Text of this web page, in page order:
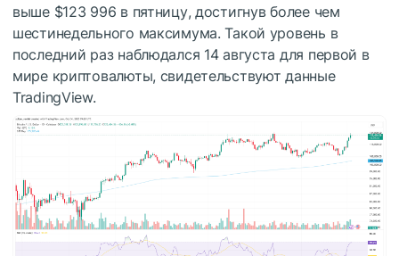
выше $123 996 в пятницу, достигнув более чем
шестинедельного максимума. Такой уровень в
последний раз наблюдался 14 августа для первой в
мире криптовалюты, свидетельствуют данные
TradingView.